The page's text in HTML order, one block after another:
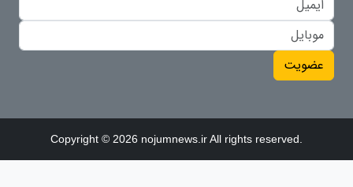
عضویت
Copyright © 2026 nojumnews.ir All rights reserved.